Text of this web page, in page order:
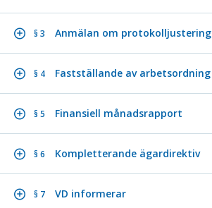
§ 3 Anmälan om protokolljustering
§ 4 Fastställande av arbetsordning
§ 5 Finansiell månadsrapport
§ 6 Kompletterande ägardirektiv
§ 7 VD informerar